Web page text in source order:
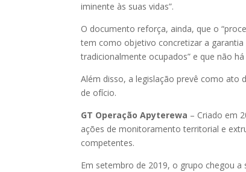
iminente às suas vidas”.
O documento reforça, ainda, que o
tem como objetivo concretizar a
tradicionalmente ocupados” e que não
Além disso, a legislação prevê como ato
de ofício.
GT Operação Apyterewa – Criado em
ações de monitoramento territorial e
competentes.
Em setembro de 2019, o grupo chegou